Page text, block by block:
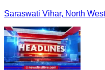
Saraswati Vihar, North